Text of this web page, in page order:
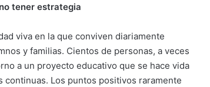
tener estrategia
viva en la que conviven diariamente
y familias. Cientos de personas, a veces
a un proyecto educativo que se hace vida
Los puntos positivos raramente